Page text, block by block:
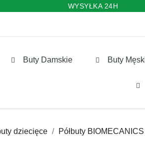
WYSYŁKA 24H
Buty Damskie Buty
dziecięce Półbuty